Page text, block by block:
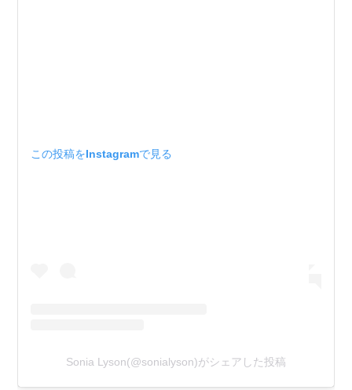
この投稿をInstagramで見る
Sonia Lyson(@sonialyson)がシェアした投稿